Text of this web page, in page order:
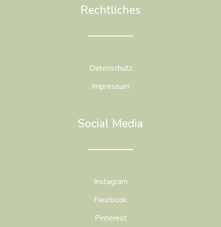
Rechtliches
Datenschutz
Impressum
Social Media
Instagram
Facebook
Pinterest